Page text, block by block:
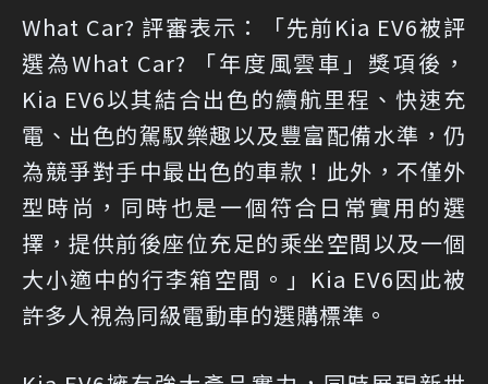
What Car? 評審表示：「先前Kia EV6被評
選為What Car? 「年度風雲車」獎項後，
Kia EV6以其結合出色的續航里程、快速充
電、出色的駕馭樂趣以及豐富配備水準，仍
為競爭對手中最出色的車款！此外，不僅外
型時尚，同時也是一個符合日常實用的選
擇，提供前後座位充足的乘坐空間以及一個
大小適中的行李箱空間。」Kia EV6因此被
許多人視為同級電動車的選購標準。